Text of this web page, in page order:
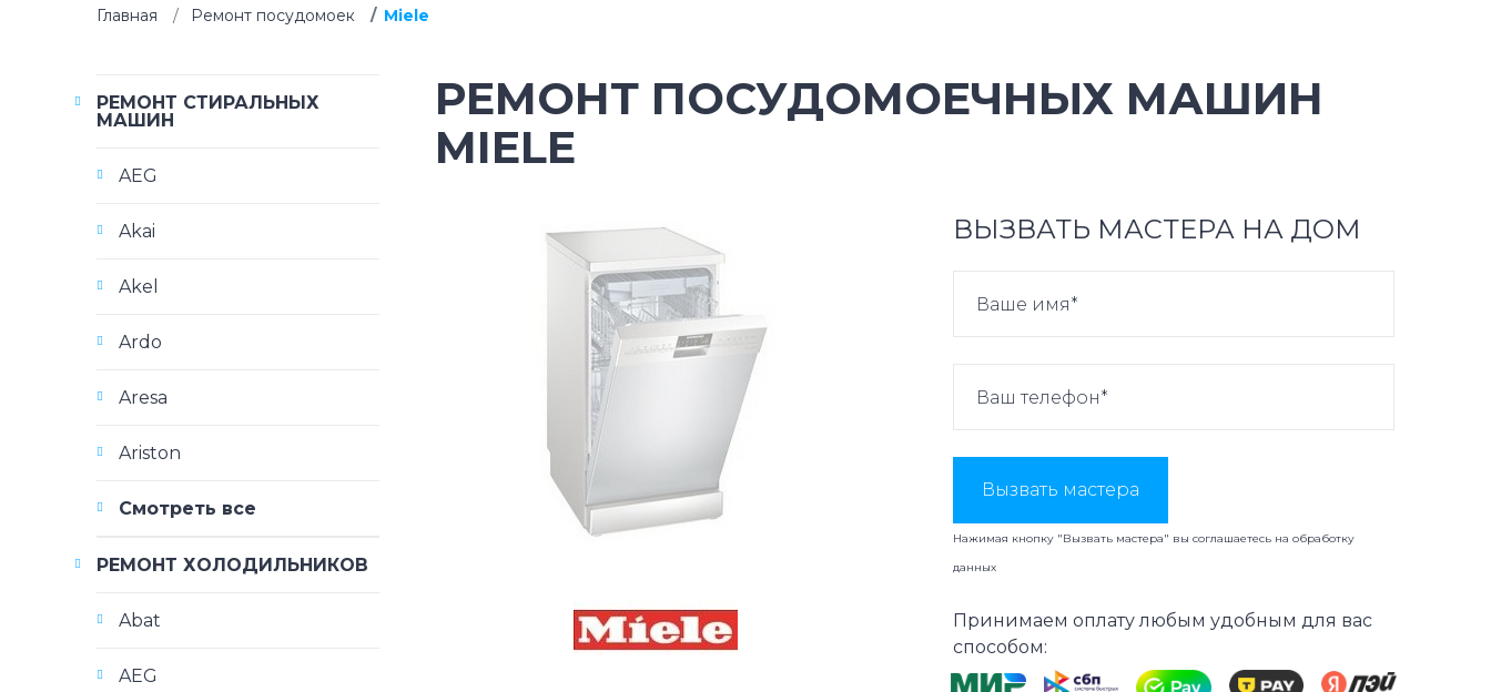
Главная Ремонт посудомоек Miele
РЕМОНТ ПОСУДОМОЕЧНЫХ МАШИН
MIELE
ВЫЗВАТЬ МАСТЕРА НА ДОМ
Вызвать мастера
Нажимая кнопку "Вызвать мастера" вы соглашаетесь наобработку
данных
Принимаем оплату любым удобным для вас
способом:
РЕМОНТ СТИРАЛЬНЫХ
МАШИН
AEG
Akai
Akel
Ardo
Aresa
Ariston
Смотреть все
РЕМОНТ ХОЛОДИЛЬНИКОВ
Abat
AEG